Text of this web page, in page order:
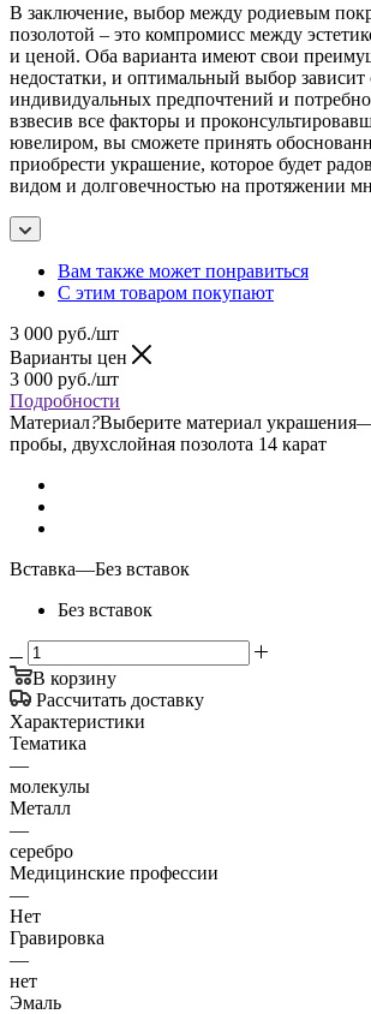
В заключение, выбор между родиевым
позолотой – это компромисс между
и ценой. Оба варианта имеют свои
недостатки, и оптимальный выбор зависит
индивидуальных предпочтений и
взвесив все факторы и
ювелиром, вы сможете принять
приобрести украшение, которое будет
видом и долговечностью на протяжении
Вам также может понравиться
С этим товаром покупают
3 000 руб./шт
Варианты цен
3 000 руб./шт
Подробности
Материал?Выберите материал украшения
пробы, двухслойная позолота 14 карат
Вставка—Без вставок
Без вставок
В корзину
Рассчитать доставку
Характеристики
Тематика
—
молекулы
Металл
—
серебро
Медицинские профессии
—
Нет
Гравировка
—
нет
Эмаль